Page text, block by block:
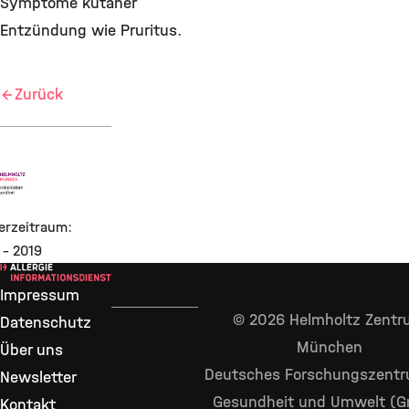
Entzündung wie Pruritus.
Zurück
2019
Impressum
Datenschutz
Über uns
Newsletter
Kontakt
© 2026 Helmholtz
München
Deutsches
Gesundheit und Umwelt